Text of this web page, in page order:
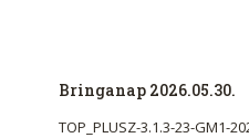
Bringanap 2026.05.30.
TOP_PLUSZ-3.1.3-23-GM1-